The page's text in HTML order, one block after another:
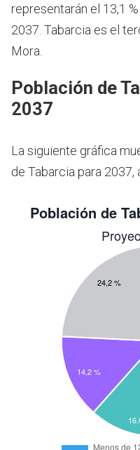
representarán el 13,1
2037. Tabarcia es el
Mora.
Población de
2037
La siguiente gráfica
de Tabarcia para 2037,